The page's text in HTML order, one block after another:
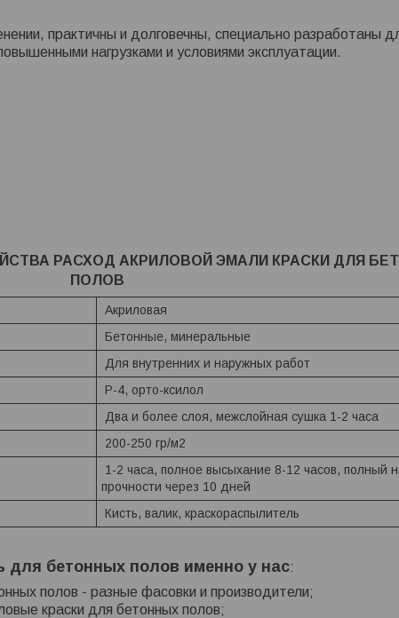
практичны и долговечны, специально разработаны
нагрузками и условиями эксплуатации.
РАСХОД АКРИЛОВОЙ ЭМАЛИ КРАСКИ ДЛЯ
ПОЛОВ
Акриловая
Бетонные, минеральные
Для внутренних и наружных работ
Р-4, орто-ксилол
Два и более слоя, межслойная сушка 1-2 часа
200-250 гр/м2
1-2 часа, полное высыхание 8-12 часов, полный
прочности через 10 дней
Кисть, валик, краскораспылитель
для бетонных полов именно у нас:
полов - разные фасовки и производители;
краски для бетонных полов;
- серая, белая, красно-
по 3, 5, 10, 20 кг.
13 руб./кг
пола - красно-коричневая Farbitex